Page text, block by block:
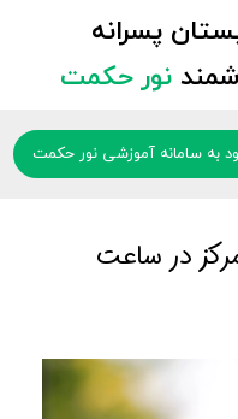
پسرانه
نور حکمت
به سامانه آموزشی نور حکمت
در ساعت